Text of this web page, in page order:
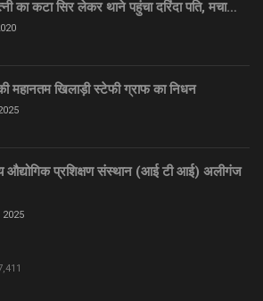
का कटा सिर लेकर थाने पहुंचा दरिंदा पति, मचा…
महानतम खिलाड़ी स्टेफी ग्राफ का निधन
औद्योगिक प्रशिक्षण संस्थान (आई टी आई) अलीगंज